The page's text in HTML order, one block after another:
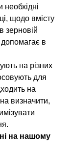
щодо вмісту
зерновій
в
на різних
для
на
визначити,
на нашому